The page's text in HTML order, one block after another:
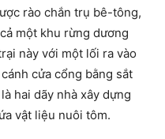
rào chắn trụ bê-tông,
một khu rừng dương
này với một lối ra vào
cửa cổng bằng sắt
hai dãy nhà xây dựng
vật liệu nuôi tôm.